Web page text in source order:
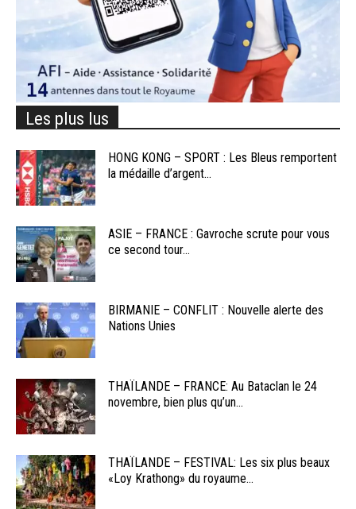
Les plus lus
HONG KONG – SPORT : Les Bleus remportent
la médaille d’argent...
ASIE – FRANCE : Gavroche scrute pour vous
ce second tour...
BIRMANIE – CONFLIT : Nouvelle alerte des
Nations Unies
THAÏLANDE – FRANCE: Au Bataclan le 24
novembre, bien plus qu’un...
THAÏLANDE – FESTIVAL: Les six plus beaux
«Loy Krathong» du royaume...